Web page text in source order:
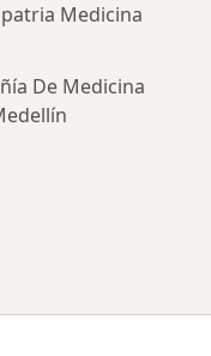
Medicina
De Medicina